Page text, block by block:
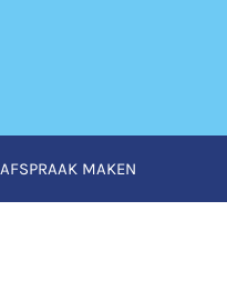
AFSPRAAK MAKEN